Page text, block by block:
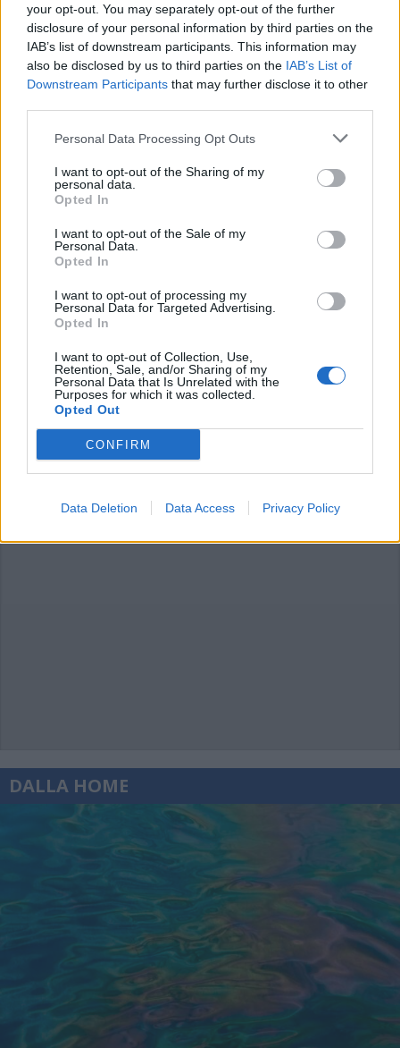
your opt-out. You may separately opt-out of the further
disclosure of your personal information by third parties on the
IAB’s list of downstream participants. This information may
also be disclosed by us to third parties on the IAB’s List of
Downstream Participants that may further disclose it to other
Personal Data Processing Opt Outs
I want to opt-out of the Sharing of my
personal data.
Opted In
I want to opt-out of the Sale of my
Personal Data.
Opted In
I want to opt-out of processing my
Personal Data for Targeted Advertising.
Opted In
I want to opt-out of Collection, Use,
Retention, Sale, and/or Sharing of my
Personal Data that Is Unrelated with the
Purposes for which it was collected.
Opted Out
CONFIRM
Data Deletion Data Access Privacy Policy
PIÙ INFORMAZIONI SU
regione piemonte
elena chiorino
LEGGI GLI ALTRI ARTICOLI DI
DALLA HOME